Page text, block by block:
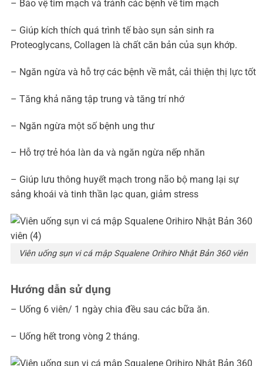
– Bảo vệ tim mạch và tránh các bệnh về tim mạch
– Giúp kích thích quá trình tế bào sụn sản sinh ra
Proteoglycans, Collagen là chất căn bản của sụn khớp.
– Ngăn ngừa và hỗ trợ các bệnh về mắt, cải thiện thị lực tốt
– Tăng khả năng tập trung và tăng trí nhớ
– Ngăn ngừa một số bệnh ung thư
– Hỗ trợ trẻ hóa làn da và ngăn ngừa nếp nhăn
– Giúp lưu thông huyết mạch trong não bộ mang lại sự
sảng khoái và tinh thần lạc quan, giảm stress
Viên uống sụn vi cá mập Squalene Orihiro Nhật Bản 360 viên
Hướng dẫn sử dụng
– Uống 6 viên/ 1 ngày chia đều sau các bữa ăn.
– Uống hết trong vòng 2 tháng.